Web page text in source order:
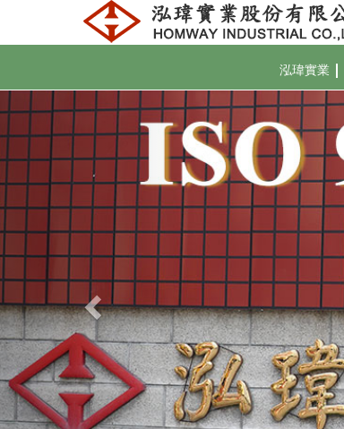
泓瑋實業